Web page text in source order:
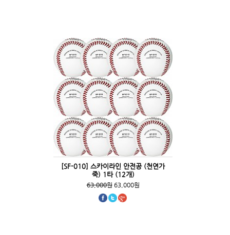
[SF-010] 스카이라인 안전공 (천연가
죽) 1타 (12개)
63,000원63,000원